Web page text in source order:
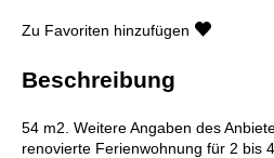
Zu Favoriten hinzufügen
Beschreibung
54 m2. Weitere Angaben des
renovierte Ferienwohnung für 2 bis